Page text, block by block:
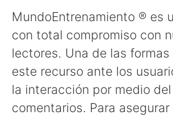
MundoEntrenamiento ® es
con total compromiso con
lectores. Una de las formas
este recurso ante los
la interacción por medio
comentarios. Para